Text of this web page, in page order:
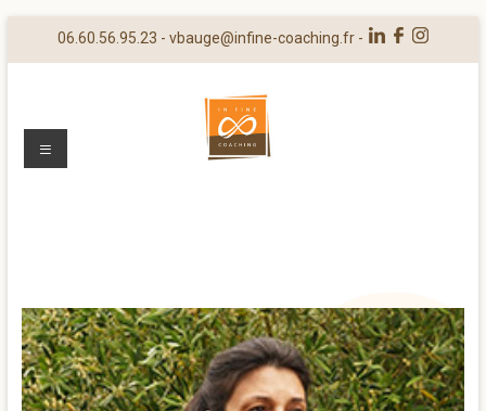
06.60.56.95.23 - vbauge@infine-coaching.fr-